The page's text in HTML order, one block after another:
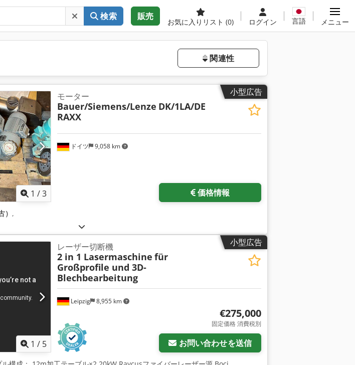
検索 販売
お気に入りリスト (0) ログイン 言語 メニュー
関連性
小型広告
1 /3
ドイツ 9,058 km
モーター
Bauer/Siemens/Lenze DK/1LA/DE
RAXX
価格情報
,
小型広告
1 / 5
Leipzig 8,955 km
レーザー切断機
2 in 1 Lasermaschine für
Großprofile und 3D-
Blechbearbeitung
€275,000
固定価格 消費税別
お問い合わせを送信